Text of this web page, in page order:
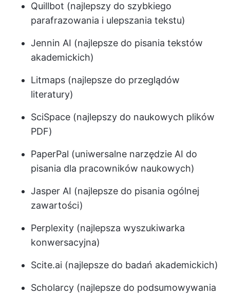
Quillbot (najlepszy do szybkiego
parafrazowania i ulepszania tekstu)
Jennin AI (najlepsze do pisania tekstów
akademickich)
Litmaps (najlepsze do przeglądów
literatury)
SciSpace (najlepszy do naukowych plików
PDF)
PaperPal (uniwersalne narzędzie AI do
pisania dla pracowników naukowych)
Jasper AI (najlepsze do pisania ogólnej
zawartości)
Perplexity (najlepsza wyszukiwarka
konwersacyjna)
Scite.ai (najlepsze do badań akademickich)
Scholarcy (najlepsze do podsumowywania